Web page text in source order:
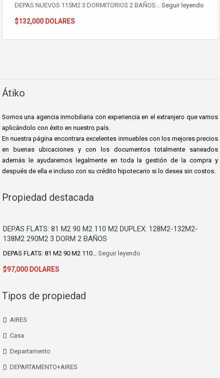
DEPAS NUEVOS 115M2 3 DORMITORIOS 2 BAÑOS… Seguir leyendo
$132,000 DOLARES
Átiko
Somos una agencia inmobiliaria con experiencia en el extranjero que vamos
aplicándolo con éxito en nuestro país.
En nuestra página encontrara excelentes inmuebles con los mejores precios
en buenas ubicaciones y con los documentos totalmente saneados
además le ayudaremos legalmente en toda la gestión de la compra y
después de ella e incluso con su crédito hipotecario si lo desea sin costos.
Propiedad destacada
DEPAS FLATS: 81 M2 90 M2 110 M2 DUPLEX: 128M2-132M2-
138M2 290M2 3 DORM 2 BAÑOS
DEPAS FLATS: 81 M2 90 M2 110… Seguir leyendo
$97,000 DOLARES
Tipos de propiedad
AIRES
Casa
Departamento
DEPARTAMENTO+AIRES